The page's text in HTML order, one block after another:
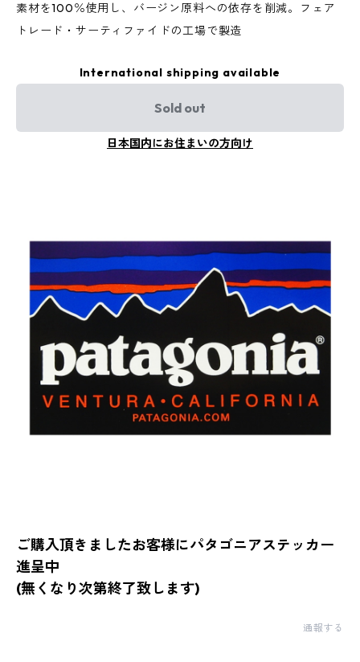
素材を100％使用し、バージン原料への依存を削減。フェア
トレード・サーティファイドの工場で製造
International shipping available
Sold out
日本国内にお住まいの方向け
ご購入頂きましたお客様にパタゴニアステッカー
進呈中
(無くなり次第終了致します)
通報する